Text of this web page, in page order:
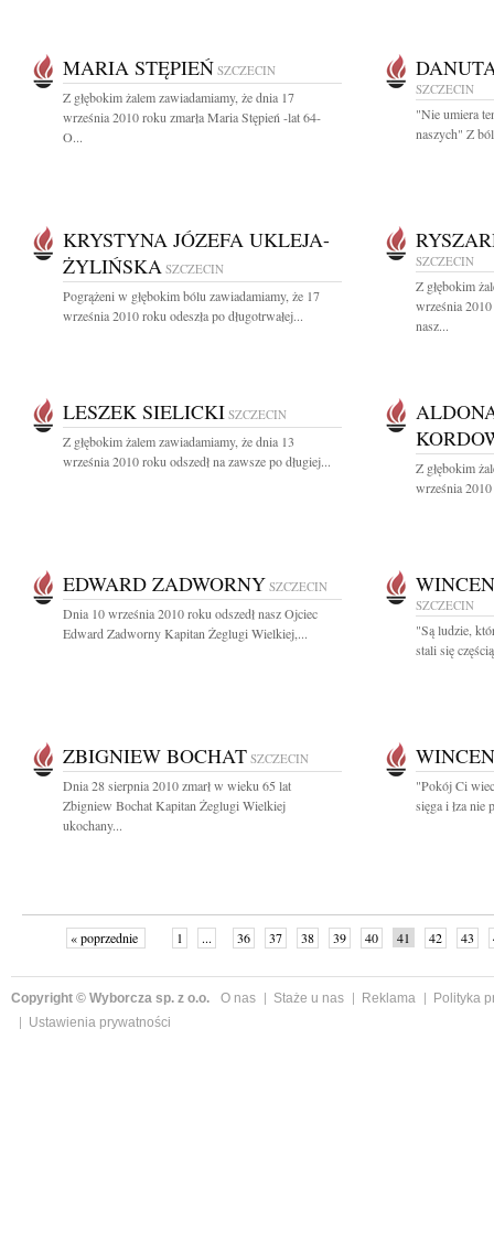
MARIA STĘPIEŃ SZCZECIN
Z głębokim żalem zawiadamiamy, że dnia 17
września 2010 roku zmarła Maria Stępień -lat 64-
O...
SZCZECIN
"Nie umiera
naszych" Z
KRYSTYNA JÓZEFA UKLEJA-
ŻYLIŃSKA SZCZECIN
Pogrążeni w głębokim bólu zawiadamiamy, że 17
września 2010 roku odeszła po długotrwałej...
SZCZECIN
Z głębokim
września 2010
nasz...
LESZEK SIELICKI SZCZECIN
Z głębokim żalem zawiadamiamy, że dnia 13
września 2010 roku odszedł na zawsze po długiej...
Z głębokim
września 2010
EDWARD ZADWORNY SZCZECIN
Dnia 10 września 2010 roku odszedł nasz Ojciec
Edward Zadworny Kapitan Żeglugi Wielkiej,...
SZCZECIN
"Są ludzie,
stali się
ZBIGNIEW BOCHAT SZCZECIN
Dnia 28 sierpnia 2010 zmarł w wieku 65 lat
Zbigniew Bochat Kapitan Żeglugi Wielkiej
ukochany...
"Pokój Ci
sięga i łza nie
« poprzednie 1 ... 36 37 38 39 40 41 42 43
Copyright © Wyborcza sp. z o.o. O nas Staże u nas Reklama
Polityka
Ustawienia prywatności